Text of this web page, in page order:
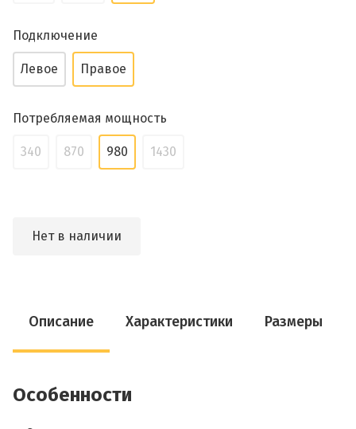
Подключение
Левое Правое
Потребляемая мощность
340 870 980 1430
Нет в наличии
Описание Характеристики Размеры
Особенности